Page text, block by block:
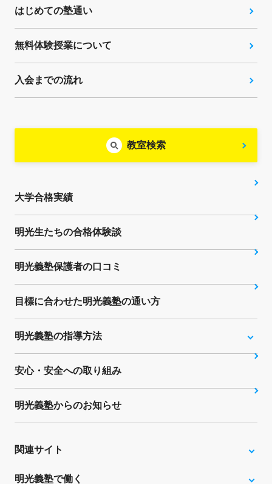
はじめての塾通い
無料体験授業について
入会までの流れ
教室検索
大学合格実績
明光生たちの合格体験談
明光義塾保護者の口コミ
目標に合わせた明光義塾の通い方
明光義塾の指導方法
安心・安全への取り組み
明光義塾からのお知らせ
関連サイト
明光義塾で働く